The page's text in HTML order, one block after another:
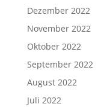
Dezember 2022
November 2022
Oktober 2022
September 2022
August 2022
Juli 2022